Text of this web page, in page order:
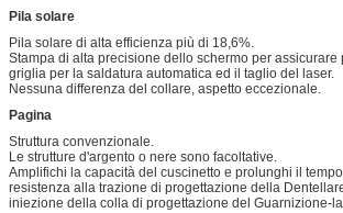
Pila solare
Pila solare di alta efficienza più di 18,6%.
Stampa di alta precisione dello schermo per assicurare
griglia per la saldatura automatica ed il taglio del laser.
Nessuna differenza del collare, aspetto eccezionale.
Pagina
Struttura convenzionale.
Le strutture d'argento o nere sono facoltative.
Amplifichi la capacità del cuscinetto e prolunghi il
resistenza alla trazione di progettazione della
iniezione della colla di progettazione del Guarnizione-